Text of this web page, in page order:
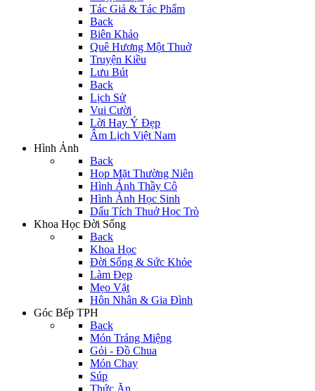
Tác Giả & Tác Phẩm
Back
Biên Khảo
Quê Hương Một Thuở
Truyện Kiều
Lưu Bút
Back
Lịch Sử
Vui Cười
Lời Hay Ý Đẹp
Âm Lịch Việt Nam
Hình Ảnh
Back
Họp Mặt Thường Niên
Hình Ảnh Thầy Cô
Hình Ảnh Học Sinh
Dấu Tích Thuở Học Trò
Khoa Học Đời Sống
Back
Khoa Học
Đời Sống & Sức Khỏe
Làm Đẹp
Mẹo Vặt
Hôn Nhân & Gia Đình
Góc Bếp TPH
Back
Món Tráng Miệng
Gỏi - Đồ Chua
Món Chay
Súp
Thức Ăn